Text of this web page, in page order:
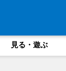
見る・遊ぶ